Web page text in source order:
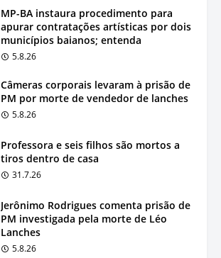
MP-BA instaura procedimento para
apurar contratações artísticas por dois
municípios baianos; entenda
5.8.26
Câmeras corporais levaram à prisão de
PM por morte de vendedor de lanches
5.8.26
Professora e seis filhos são mortos a
tiros dentro de casa
31.7.26
Jerônimo Rodrigues comenta prisão de
PM investigada pela morte de Léo
Lanches
5.8.26